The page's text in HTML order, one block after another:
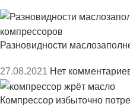
Разновидности
27.08.2021 Нет
Компрессор избыточно